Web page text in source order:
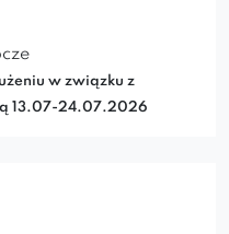
w związku z
13.07-24.07.2026